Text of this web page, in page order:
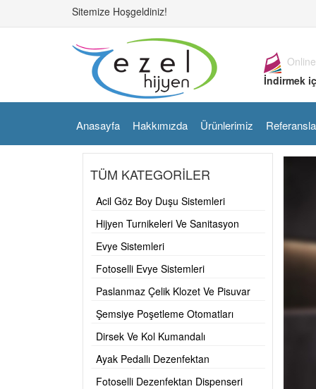
Sitemize Hoşgeldiniz!
İndirmek
Anasayfa Hakkımızda Ürünlerimiz
TÜM KATEGORİLER
Acil Göz Boy Duşu Sistemleri
Hijyen Turnikeleri Ve Sanitasyon
Evye Sistemleri
Fotoselli Evye Sistemleri
Paslanmaz Çelik Klozet Ve Pisuvar
Şemsiye Poşetleme Otomatları
Dirsek Ve Kol Kumandalı
Ayak Pedallı Dezenfektan
Fotoselli Dezenfektan Dispenseri